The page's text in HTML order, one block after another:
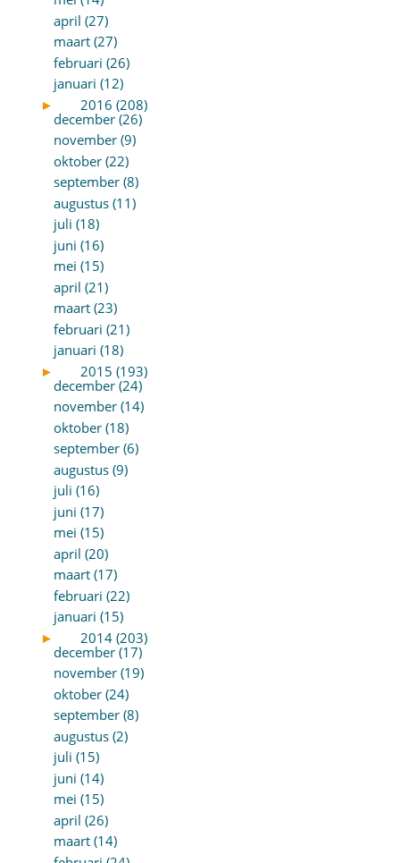
april (27)
maart (27)
februari (26)
januari (12)
►
2016 (208)
december (26)
november (9)
oktober (22)
september (8)
augustus (11)
juli (18)
juni (16)
mei (15)
april (21)
maart (23)
februari (21)
januari (18)
►
2015 (193)
december (24)
november (14)
oktober (18)
september (6)
augustus (9)
juli (16)
juni (17)
mei (15)
april (20)
maart (17)
februari (22)
januari (15)
►
2014 (203)
december (17)
november (19)
oktober (24)
september (8)
augustus (2)
juli (15)
juni (14)
mei (15)
april (26)
maart (14)